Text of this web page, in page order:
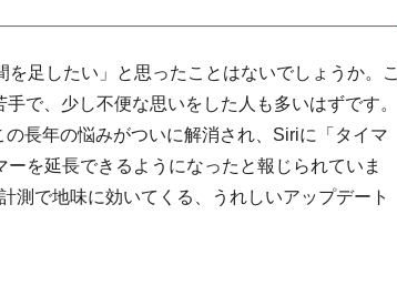
足したい」と思ったことはないでしょうか。こ
で、少し不便な思いをした人も多いはずです。
長年の悩みがついに解消され、Siriに「タイマ
を延長できるようになったと報じられていま
測で地味に効いてくる、うれしいアップデート